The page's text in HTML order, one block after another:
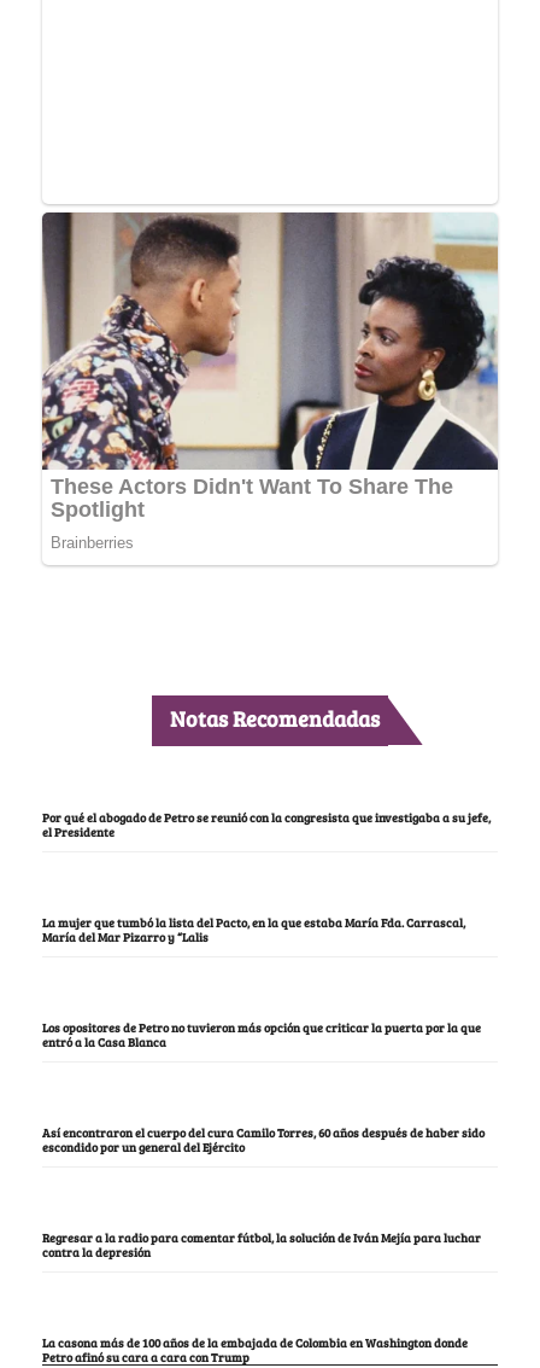
Notas Recomendadas
Por qué el abogado de Petro se reunió con la congresista que investigaba a su jefe,
el Presidente
La mujer que tumbó la lista del Pacto, en la que estaba María Fda. Carrascal,
María del Mar Pizarro y “Lalis
Los opositores de Petro no tuvieron más opción que criticar la puerta por la que
entró a la Casa Blanca
Así encontraron el cuerpo del cura Camilo Torres, 60 años después de haber sido
escondido por un general del Ejército
Regresar a la radio para comentar fútbol, la solución de Iván Mejía para luchar
contra la depresión
La casona más de 100 años de la embajada de Colombia en Washington donde
Petro afinó su cara a cara con Trump